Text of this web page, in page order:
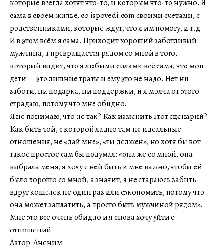
которые всегда хотят что-то, и которым что-то нужно. Я
сама в своём жилье, со ispovedi.com своими счетами, с
родственниками, которые ждут, что я им помогу, и т.д.
И в этом всём я сама. Приходит хороший заботливый
мужчина, а превращается рядом со мной в того,
который видит, что я любыми силами всё сама, что мои
дети — это лишние траты и ему это не надо. Нет ни
заботы, ни подарка, ни поддержки, и я молча от этого
страдаю, потому что мне обидно.
Я не понимаю, что не так? Как изменить этот сценарий?
Как быть той, с которой ладно там не идеальные
отношения, не «дай мне», «ты должен», но хотя бы вот
такое простое сам бы подумал: «она же со мной, она
выбрала меня, я хочу с ней быть и мне важно, чтобы ей
было хорошо со мной, а значит, я не стараюсь забыть
вдруг кошелек не один раз или сэкономить, потому что
она может заплатить, а просто быть мужчиной рядом».
Мне это всё очень обидно и я снова хочу уйти с
отношений.
Автор: Аноним